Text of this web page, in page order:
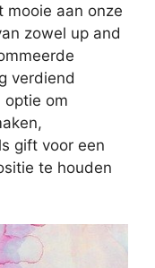
mooie aan onze
zowel up and
verdiend
optie om
gift voor een
te houden